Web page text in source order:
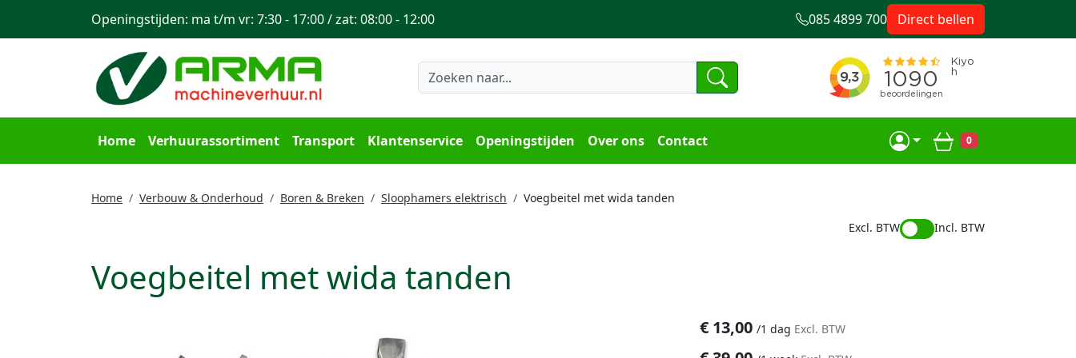
Home Verhuurassortiment Transport Klantenservice Openingstijden Over ons Contact Winkelwagen
0
Openingstijden: ma t/m vr: 7:30 - 17:00 / zat: 08:00 - 12:00 085 4899 700 Direct bellen
Home Verbouw & Onderhoud Boren & Breken Sloophamers elektrisch
Voegbeitel met wida tanden
Excl. BTW
Incl. BTW
Voegbeitel met wida tanden
€ 13,00 /1 dag Excl. BTW